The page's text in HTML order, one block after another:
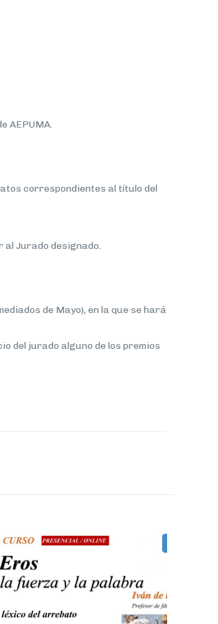
AEPUMA.
correspondientes al título del
al Jurado designado.
de Mayo), en la que se hará
del jurado alguno de los premios